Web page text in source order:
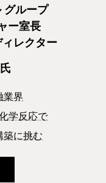
グループ
ー室⻑
レクター
氏
業界
学反応で
築に挑む